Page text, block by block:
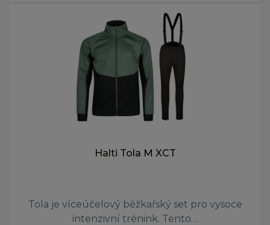
Halti Tola M XCT
Tola je víceúčelový běžkařský set pro vysoce
intenzivní trénink. Tento…